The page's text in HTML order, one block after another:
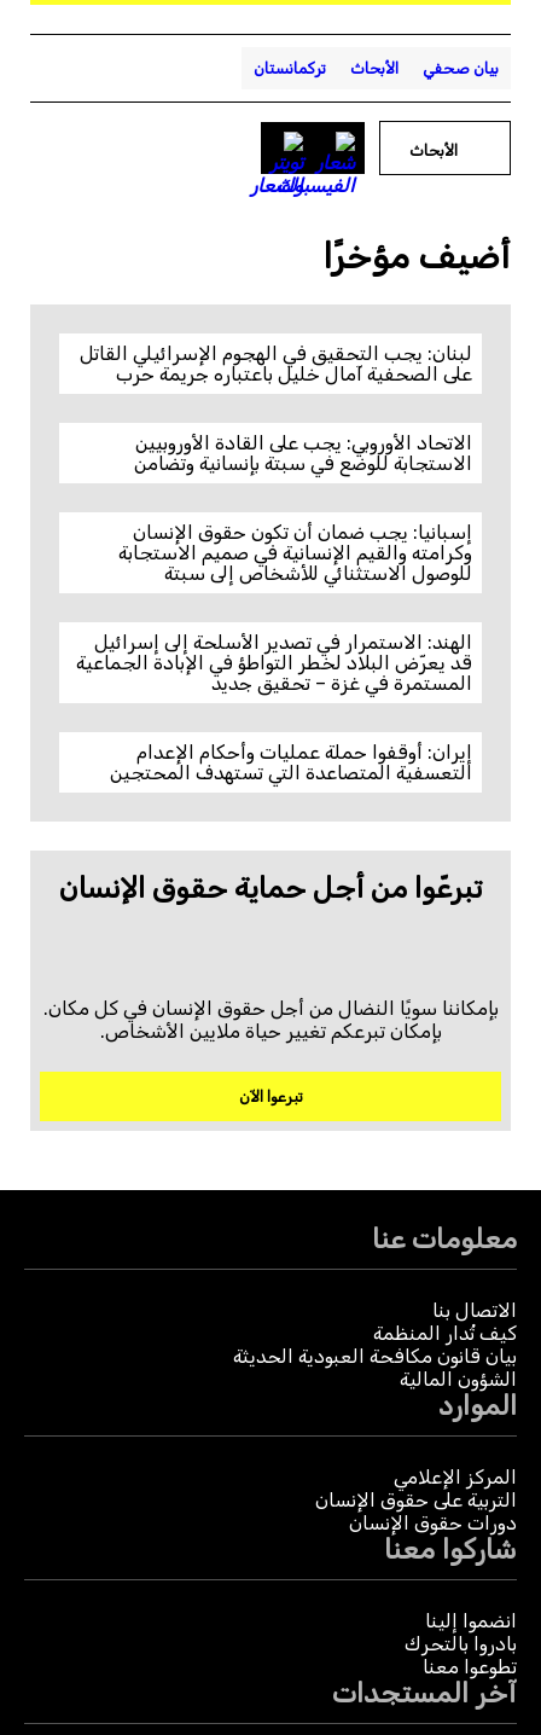
بيان صحفي الأبحاث تركمانستان
الأبحاث
أضيف مؤخرًا
لبنان: يجب التحقيق في الهجوم الإسرائيلي القاتل
على الصحفية آمال خليل باعتباره جريمة حرب
الاتحاد الأوروبي: يجب على القادة الأوروبيين
الاستجابة للوضع في سبتة بإنسانية وتضامن
إسبانيا: يجب ضمان أن تكون حقوق الإنسان
وكرامته والقيم الإنسانية في صميم الاستجابة
للوصول الاستثنائي للأشخاص إلى سبتة
الهند: الاستمرار في تصدير الأسلحة إلى إسرائيل
قد يعرّض البلاد لخطر التواطؤ في الإبادة الجماعية
المستمرة في غزة – تحقيق جديد
إيران: أوقفوا حملة عمليات وأحكام الإعدام
التعسفية المتصاعدة التي تستهدف المحتجين
تبرعّوا من أجل حماية حقوق الإنسان
بإمكاننا سويًا النضال من أجل حقوق الإنسان في كل مكان.
بإمكان تبرعكم تغيير حياة ملايين الأشخاص.
تبرعوا الآن
معلومات عنا
الاتصال بنا
كيف تُدار المنظمة
بيان قانون مكافحة العبودية الحديثة
الشؤون المالية
الموارد
المركز الإعلامي
التربية على حقوق الإنسان
دورات حقوق الإنسان
شاركوا معنا
انضموا إلينا
بادروا بالتحرك
تطوعوا معنا
آخر المستجدات